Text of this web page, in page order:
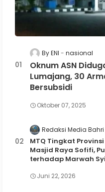
By ENI nasional
Oknum ASN
Lumajang, 30
Bersubsidi
Oktober 07, 2025
Redaksi Media Bahri
MTQ Tingkat
Masjid Raya Sofifi,
terhadap Marwah
Juni 22, 2026